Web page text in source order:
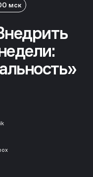
мск